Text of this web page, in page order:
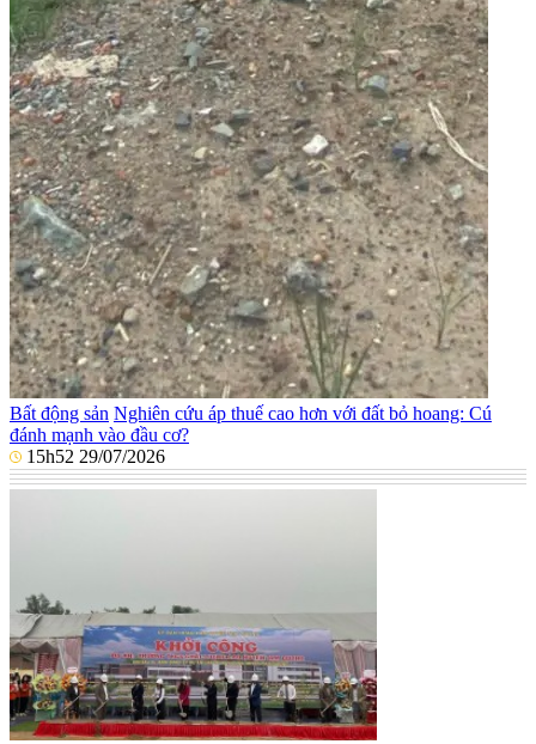
Bất động sản Nghiên cứu áp thuế cao hơn với đất bỏ hoang: Cú
đánh mạnh vào đầu cơ?
15h52 29/07/2026